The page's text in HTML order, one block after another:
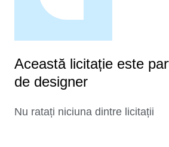
Această licitație este
de designer
Nu ratați niciuna dintre licitații